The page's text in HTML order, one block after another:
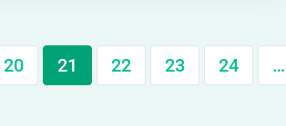
20 21 22 23 24 …